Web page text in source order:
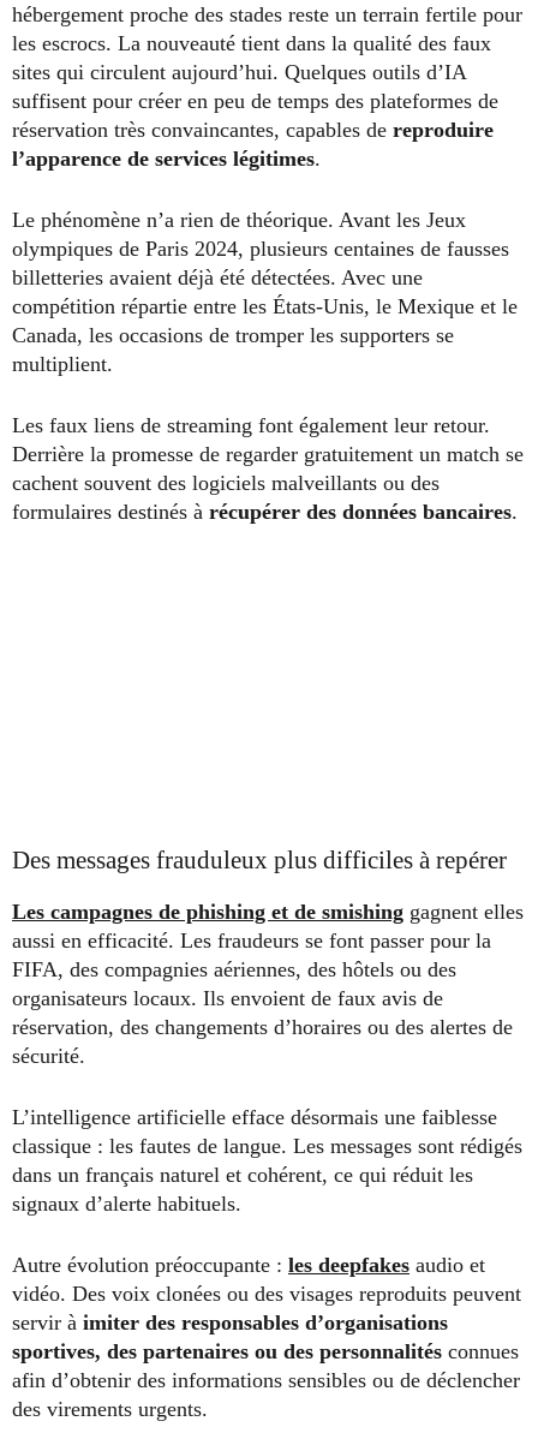
hébergement proche des stades reste un terrain fertile pour
les escrocs. La nouveauté tient dans la qualité des faux
sites qui circulent aujourd’hui. Quelques outils d’IA
suffisent pour créer en peu de temps des plateformes de
réservation très convaincantes, capables de reproduire
l’apparence de services légitimes.
Le phénomène n’a rien de théorique. Avant les Jeux
olympiques de Paris 2024, plusieurs centaines de fausses
billetteries avaient déjà été détectées. Avec une
compétition répartie entre les États-Unis, le Mexique et le
Canada, les occasions de tromper les supporters se
multiplient.
Les faux liens de streaming font également leur retour.
Derrière la promesse de regarder gratuitement un match se
cachent souvent des logiciels malveillants ou des
formulaires destinés à récupérer des données bancaires.
Des messages frauduleux plus difficiles à repérer
Les campagnes de phishing et de smishing gagnent elles
aussi en efficacité. Les fraudeurs se font passer pour la
FIFA, des compagnies aériennes, des hôtels ou des
organisateurs locaux. Ils envoient de faux avis de
réservation, des changements d’horaires ou des alertes de
sécurité.
L’intelligence artificielle efface désormais une faiblesse
classique : les fautes de langue. Les messages sont rédigés
dans un français naturel et cohérent, ce qui réduit les
signaux d’alerte habituels.
Autre évolution préoccupante : les deepfakes audio et
vidéo. Des voix clonées ou des visages reproduits peuvent
servir à imiter des responsables d’organisations
sportives, des partenaires ou des personnalités connues
afin d’obtenir des informations sensibles ou de déclencher
des virements urgents.